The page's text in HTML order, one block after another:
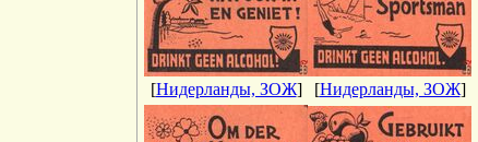
[Нидерланды, ЗОЖ] [Нидерланды, ЗОЖ]